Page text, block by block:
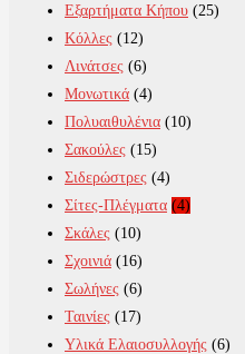
Εξαρτήματα Κήπου (25)
Κόλλες (12)
Λινάτσες (6)
Μονωτικά (4)
Πολυαιθυλένια (10)
Σακούλες (15)
Σιδερώστρες (4)
Σίτες-Πλέγματα (4)
Σκάλες (10)
Σχοινιά (16)
Σωλήνες (6)
Ταινίες (17)
Υλικά Ελαιοσυλλογής (6)